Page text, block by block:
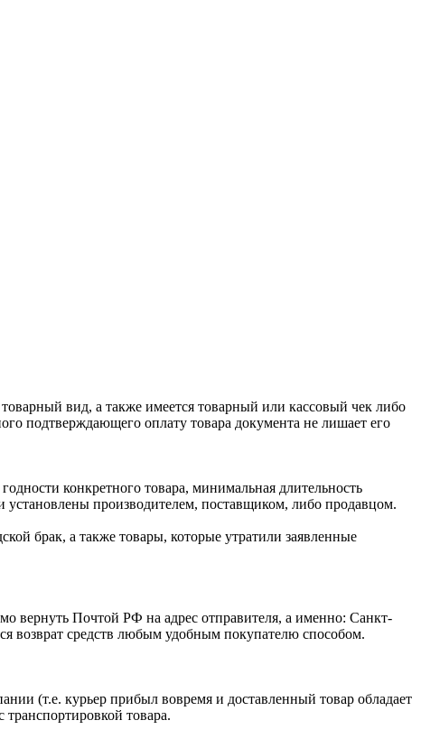
вид, а также имеется товарный или кассовый чек либо
подтверждающего оплату товара документа не лишает его
конкретного товара, минимальная длительность
установлены производителем, поставщиком, либо продавцом.
брак, а также товары, которые утратили заявленные
вернуть Почтой РФ на адрес отправителя, а именно: Санкт-
возврат средств любым удобным покупателю способом.
(т.е. курьер прибыл вовремя и доставленный товар обладает
товара.